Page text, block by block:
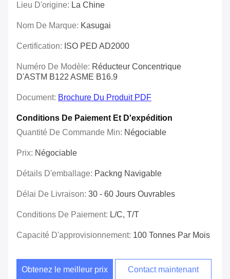
Lieu D'origine: La Chine
Nom De Marque: Kasugai
Certification: ISO PED AD2000
Numéro De Modèle: Réducteur Concentrique
D'ASTM B122 ASME B16.9
Document: Brochure Du Produit PDF
Conditions De Paiement Et D'expédition
Quantité De Commande Min: Négociable
Prix: Négociable
Détails D'emballage: Packng Navigable
Délai De Livraison: 30 - 60 Jours Ouvrables
Conditions De Paiement: L/C, T/T
Capacité D'approvisionnement: 100 Tonnes Par Mois
Obtenez le meilleur prix Contact maintenant